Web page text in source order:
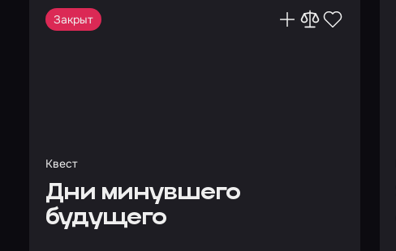
Закрыт
Квест
Дни минувшего
будущего